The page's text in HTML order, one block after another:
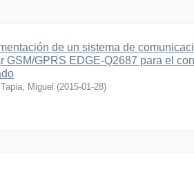
de un sistema de
GSM/GPRS EDGE-Q2687 para el
Miguel (2015-01-28)